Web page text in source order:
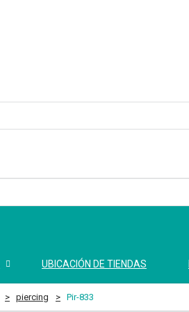
UBICACIÓN DE TIENDAS
piercing Pir-833